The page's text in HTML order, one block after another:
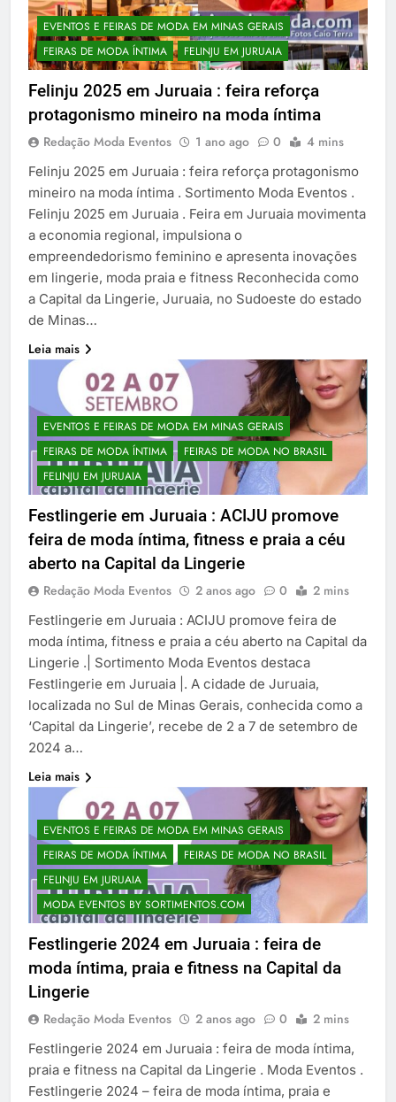
EVENTOS E FEIRAS DE MODA EM MINAS GERAIS
FEIRAS DE MODA ÍNTIMA
FELINJU EM JURUAIA
Felinju 2025 em Juruaia : feira reforça
protagonismo mineiro na moda íntima
Redação Moda Eventos 1 ano ago 0 4 mins
Felinju 2025 em Juruaia : feira reforça protagonismo
mineiro na moda íntima . Sortimento Moda Eventos .
Felinju 2025 em Juruaia . Feira em Juruaia movimenta
a economia regional, impulsiona o
empreendedorismo feminino e apresenta inovações
em lingerie, moda praia e fitness Reconhecida como
a Capital da Lingerie, Juruaia, no Sudoeste do estado
de Minas…
Leia mais
EVENTOS E FEIRAS DE MODA EM MINAS GERAIS
FEIRAS DE MODA ÍNTIMA
FEIRAS DE MODA NO BRASIL
FELINJU EM JURUAIA
Festlingerie em Juruaia : ACIJU promove
feira de moda íntima, fitness e praia a céu
aberto na Capital da Lingerie
Redação Moda Eventos 2 anos ago 0 2 mins
Festlingerie em Juruaia : ACIJU promove feira de
moda íntima, fitness e praia a céu aberto na Capital da
Lingerie .| Sortimento Moda Eventos destaca
Festlingerie em Juruaia |. A cidade de Juruaia,
localizada no Sul de Minas Gerais, conhecida como a
‘Capital da Lingerie’, recebe de 2 a 7 de setembro de
2024 a…
Leia mais
EVENTOS E FEIRAS DE MODA EM MINAS GERAIS
FEIRAS DE MODA ÍNTIMA
FEIRAS DE MODA NO BRASIL
FELINJU EM JURUAIA
MODA EVENTOS BY SORTIMENTOS.COM
Festlingerie 2024 em Juruaia : feira de
moda íntima, praia e fitness na Capital da
Lingerie
Redação Moda Eventos 2 anos ago 0 2 mins
Festlingerie 2024 em Juruaia : feira de moda íntima,
praia e fitness na Capital da Lingerie . Moda Eventos .
Festlingerie 2024 – feira de moda íntima, praia e